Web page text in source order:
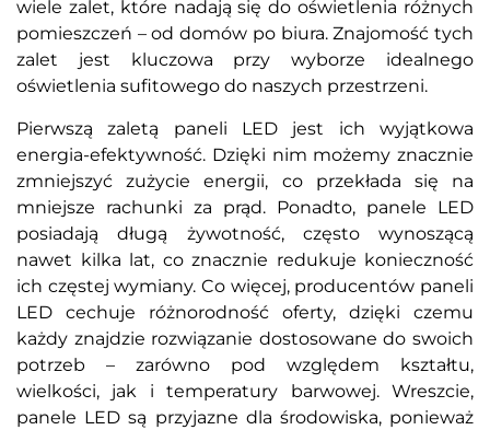
wiele zalet, które nadają się do oświetlenia różnych
pomieszczeń – od domów po biura. Znajomość tych
zalet jest kluczowa przy wyborze idealnego
oświetlenia sufitowego do naszych przestrzeni.
Pierwszą zaletą paneli LED jest ich wyjątkowa
energia-efektywność. Dzięki nim możemy znacznie
zmniejszyć zużycie energii, co przekłada się na
mniejsze rachunki za prąd. Ponadto, panele LED
posiadają długą żywotność, często wynoszącą
nawet kilka lat, co znacznie redukuje konieczność
ich częstej wymiany. Co więcej, producentów paneli
LED cechuje różnorodność oferty, dzięki czemu
każdy znajdzie rozwiązanie dostosowane do swoich
potrzeb – zarówno pod względem kształtu,
wielkości, jak i temperatury barwowej. Wreszcie,
panele LED są przyjazne dla środowiska, ponieważ